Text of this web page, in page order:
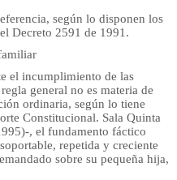
según lo disponen los
Decreto 2591 de 1991.
el incumplimiento de las
general no es materia de
ordinaria, según lo tiene
Constitucional. Sala Quinta
, el fundamento fáctico
repetida y creciente
sobre su pequeña hija,